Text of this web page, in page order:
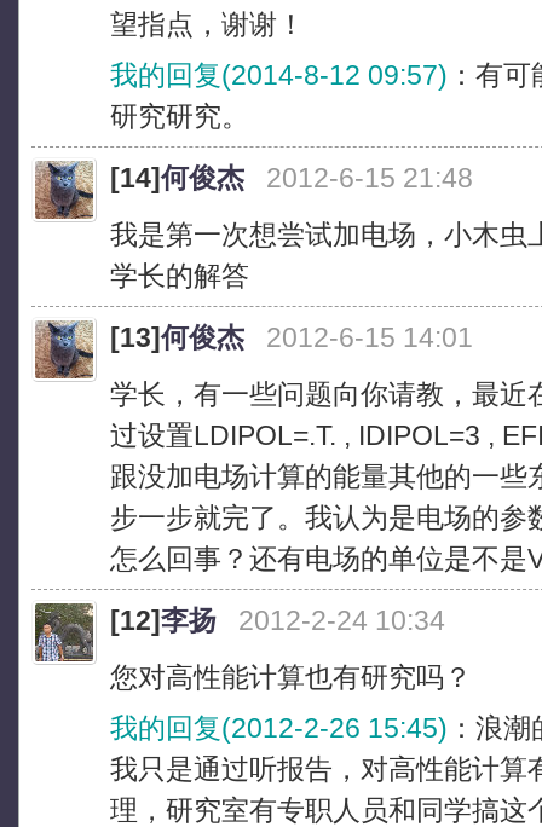
望指点，谢谢！
我的回复(2014-8-12 09:57) ：有
研究研究。
[14]何俊杰
2012-6-15 21:48
我是第一次想尝试加电场，小木
学长的解答
[13]何俊杰
2012-6-15 14:01
学长，有一些问题向你请教，最
过设置LDIPOL=.T. , IDIPOL=3 ,
跟没加电场计算的能量其他的一
步一步就完了。我认为是电场的
怎么回事？还有电场的单位是不是
[12]李扬
2012-2-24 10:34
您对高性能计算也有研究吗？
我的回复(2012-2-26 15:45) ：浪
我只是通过听报告，对高性能计
理，研究室有专职人员和同学搞这